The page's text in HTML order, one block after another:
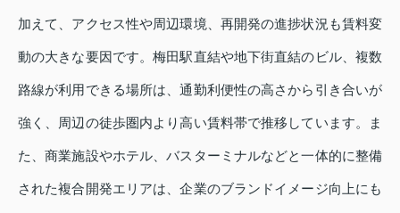
加えて、アクセス性や周辺環境、再開発の進捗状況も賃料変
動の大きな要因です。梅田駅直結や地下街直結のビル、複数
路線が利用できる場所は、通勤利便性の高さから引き合いが
強く、周辺の徒歩圏内より高い賃料帯で推移しています。ま
た、商業施設やホテル、バスターミナルなどと一体的に整備
された複合開発エリアは、企業のブランドイメージ向上にも